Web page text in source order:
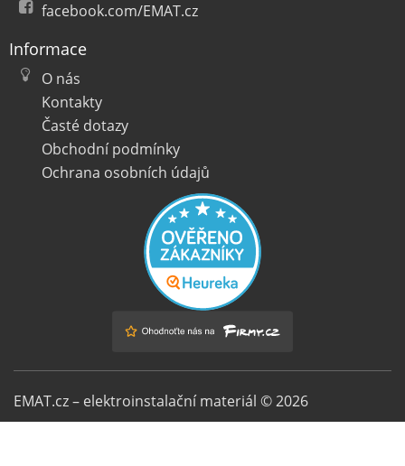
facebook.com/EMAT.cz
Informace
O nás
Kontakty
Časté dotazy
Obchodní podmínky
Ochrana osobních údajů
EMAT.cz – elektroinstalační materiál © 2026